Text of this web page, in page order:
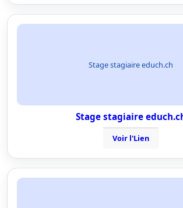
Stage stagiaire educh.ch
Stage stagiaire
Voir l'Lien